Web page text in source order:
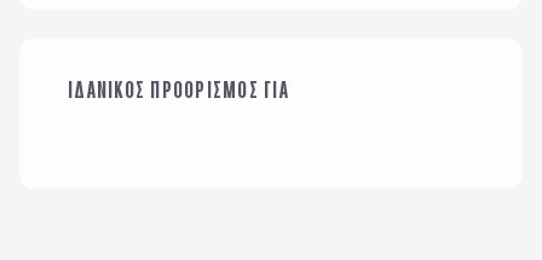
ΙΔΑΝΙΚΟΣ ΠΡΟΟΡΙΣΜΟΣ ΓΙΑ
ΟΙΚΟΓΕΝΕΙΑ ΜΕ
ΠΑΙΔΙΑ